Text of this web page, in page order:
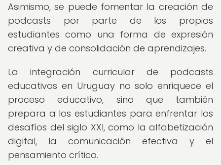
Asimismo, se puede fomentar la creación de
podcasts por parte de los propios
estudiantes como una forma de expresión
creativa y de consolidación de aprendizajes.
La integración curricular de podcasts
educativos en Uruguay no solo enriquece el
proceso educativo, sino que también
prepara a los estudiantes para enfrentar los
desafíos del siglo XXI, como la alfabetización
digital, la comunicación efectiva y el
pensamiento crítico.